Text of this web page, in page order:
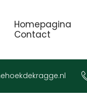
Homepagina
Contact